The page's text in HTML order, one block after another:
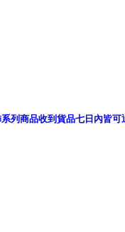
列商品收到貨品七日內皆